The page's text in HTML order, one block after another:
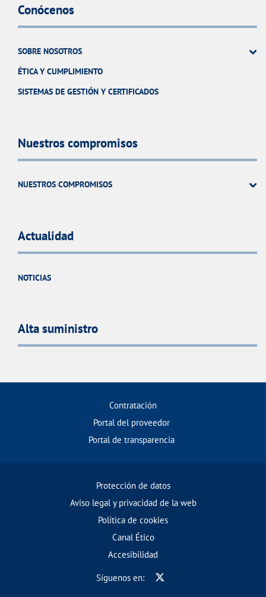
Conócenos
SOBRE NOSOTROS
ÉTICA Y CUMPLIMIENTO
SISTEMAS DE GESTIÓN Y CERTIFICADOS
Nuestros compromisos
NUESTROS COMPROMISOS
Actualidad
NOTICIAS
Alta suministro
Contratación
Portal del proveedor
Portal de transparencia
Protección de datos
Aviso legal y privacidad de la web
Política de cookies
Canal Ético
Accesibilidad
Síguenos en: